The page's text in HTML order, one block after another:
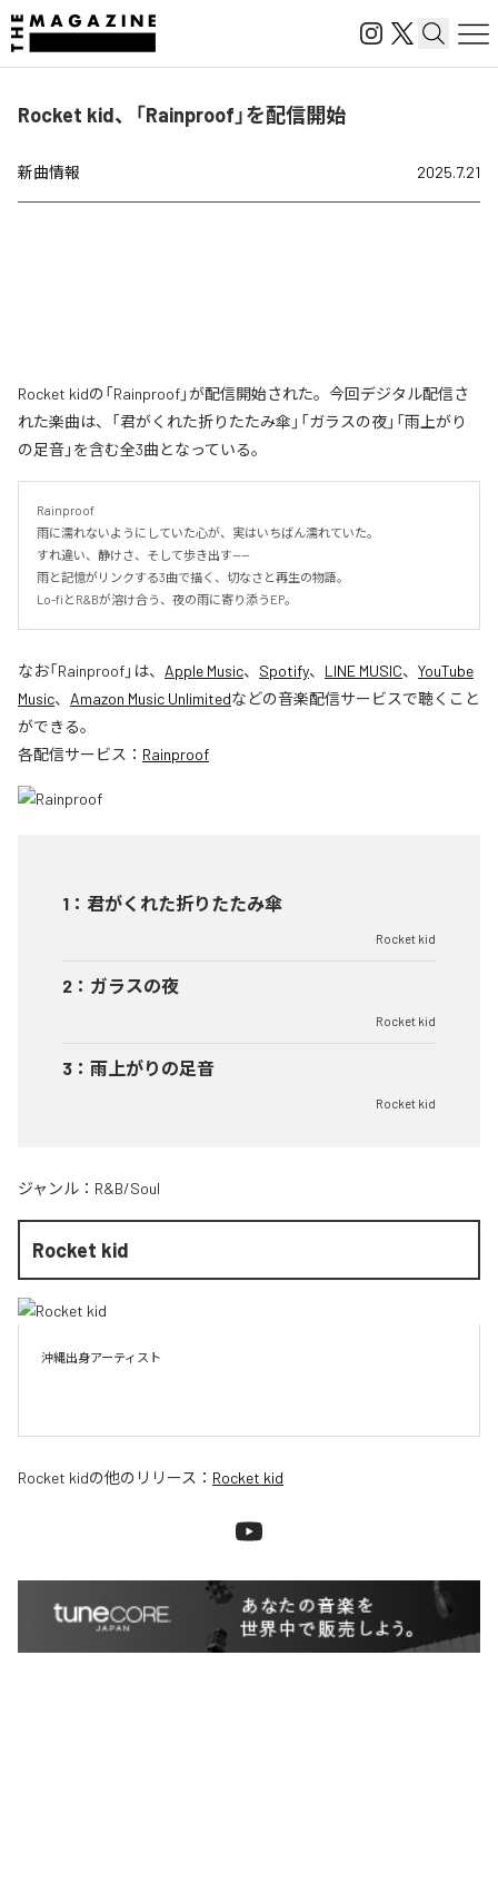
Rocket kid、「Rainproof」を配信開始
新曲情報 2025.7.21
Rocket kidの「Rainproof」が配信開始された。今回デジタル配信さ
れた楽曲は、「君がくれた折りたたみ傘」「ガラスの夜」「雨上がり
の足音」を含む全3曲となっている。
Rainproof
雨に濡れないようにしていた心が、実はいちばん濡れていた。
すれ違い、静けさ、そして歩き出す——
雨と記憶がリンクする3曲で描く、切なさと再生の物語。
Lo-fiとR&Bが溶け合う、夜の雨に寄り添うEP。
なお「Rainproof」は、 Apple Music、 Spotify、 LINE MUSIC、 YouTube
Music、 Amazon Music Unlimitedなどの音楽配信サービスで聴くこと
ができる。
各配信サービス： Rainproof
1 ： 君がくれた折りたたみ傘
Rocket kid
2 ： ガラスの夜
Rocket kid
3 ： 雨上がりの足音
Rocket kid
ジャンル： R&B/Soul
Rocket kid
沖縄出身アーティスト
Rocket kidの他のリリース： Rocket kid